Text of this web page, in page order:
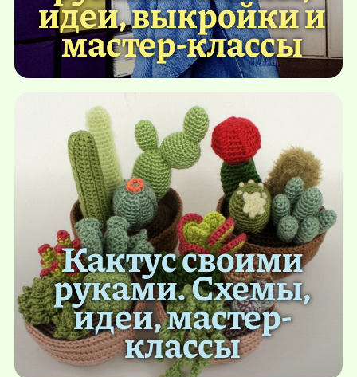
идеи, выкройки и
мастер-классы
Кактус своими
руками. Схемы,
идеи, мастер-
классы